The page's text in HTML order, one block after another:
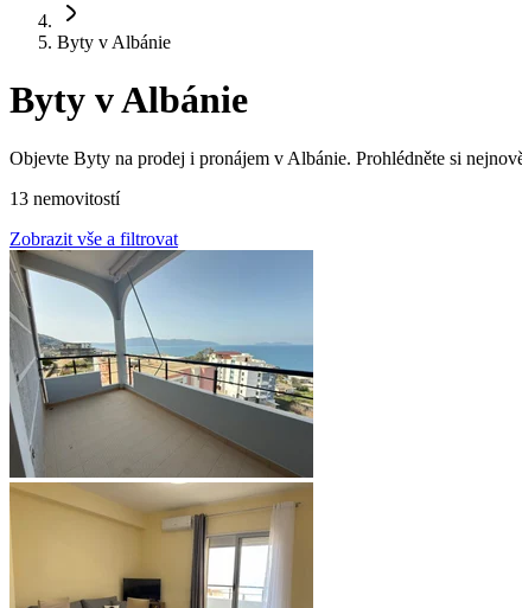
Byty v Albánie
Byty v Albánie
Objevte Byty na prodej i pronájem v Albánie. Prohlédněte si
13 nemovitostí
Zobrazit vše a filtrovat